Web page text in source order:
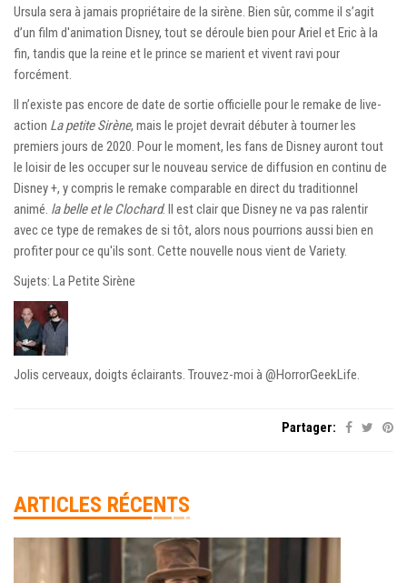
Ursula sera à jamais propriétaire de la sirène. Bien sûr, comme il s’agit
d’un film d'animation Disney, tout se déroule bien pour Ariel et Eric à la
fin, tandis que la reine et le prince se marient et vivent ravi pour
forcément.
Il n’existe pas encore de date de sortie officielle pour le remake de live-
action La petite Sirène, mais le projet devrait débuter à tourner les
premiers jours de 2020. Pour le moment, les fans de Disney auront tout
le loisir de les occuper sur le nouveau service de diffusion en continu de
Disney +, y compris le remake comparable en direct du traditionnel
animé. la belle et le Clochard. Il est clair que Disney ne va pas ralentir
avec ce type de remakes de si tôt, alors nous pourrions aussi bien en
profiter pour ce qu'ils sont. Cette nouvelle nous vient de Variety.
Sujets: La Petite Sirène
Jolis cerveaux, doigts éclairants. Trouvez-moi à @HorrorGeekLife.
Partager:
ARTICLES RÉCENTS